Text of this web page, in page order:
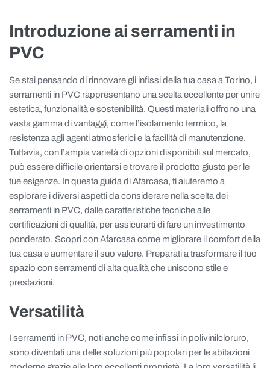
Introduzione ai serramenti in
PVC
Se stai pensando di rinnovare gli infissi della tua casa a Torino, i
serramenti in PVC rappresentano una scelta eccellente per unire
estetica, funzionalità e sostenibilità. Questi materiali offrono una
vasta gamma di vantaggi, come l’isolamento termico, la
resistenza agli agenti atmosferici e la facilità di manutenzione.
Tuttavia, con l’ampia varietà di opzioni disponibili sul mercato,
può essere difficile orientarsi e trovare il prodotto giusto per le
tue esigenze. In questa guida di Afarcasa, ti aiuteremo a
esplorare i diversi aspetti da considerare nella scelta dei
serramenti in PVC, dalle caratteristiche tecniche alle
certificazioni di qualità, per assicurarti di fare un investimento
ponderato. Scopri con Afarcasa come migliorare il comfort della
tua casa e aumentare il suo valore. Preparati a trasformare il tuo
spazio con serramenti di alta qualità che uniscono stile e
prestazioni.
Versatilità
I serramenti in PVC, noti anche come infissi in polivinilcloruro,
sono diventati una delle soluzioni più popolari per le abitazioni